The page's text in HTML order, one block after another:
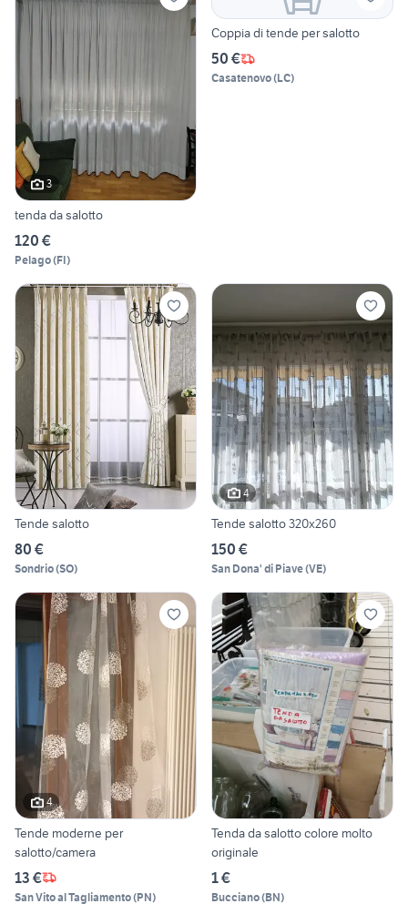
3
tenda da salotto
120 €
Pelago(FI)
Coppia di tende per salotto
50 €
Casatenovo(LC)
Tende salotto
80 €
Sondrio(SO)
4
Tende salotto 320x260
150 €
San Dona' di Piave(VE)
4
Tende moderne per
salotto/camera
13 €
San Vito al Tagliamento(PN)
Tenda da salotto colore molto
originale
1 €
Bucciano(BN)